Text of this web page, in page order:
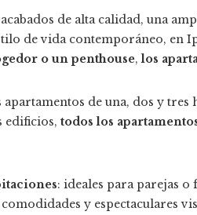
de alta calidad, una
de vida contemporáneo, en
o un penthouse,los
de una, dos y tres
edificios, todos los
: ideales para parejas
y espectaculares